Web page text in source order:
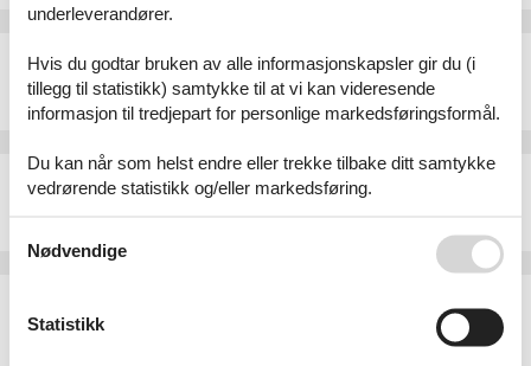
Feriehus - 6 personer - 1955 - Ovronnaz
Emne nr.: 303-CH1912.414.1
6 personer
Ferieleilighet - 6 personer - 1911 - Ovronnaz
Emne nr.:303-CH1912.190.4
underleverandører.
Hvis du godtar bruken av alle informasjonskapsler gir du (i
tillegg til statistikk) samtykke til at vi kan videresende
informasjon til tredjepart for personlige markedsføringsformål.
Du kan når som helst endre eller trekke tilbake ditt samtykke
vedrørende statistikk og/eller markedsføring.
Nødvendige
Statistikk